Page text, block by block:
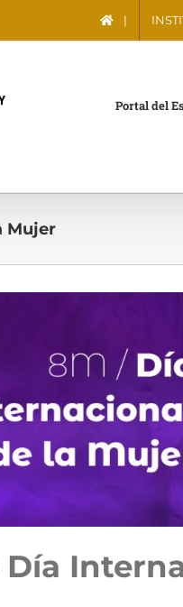
|
Portal del
Mujer
Día